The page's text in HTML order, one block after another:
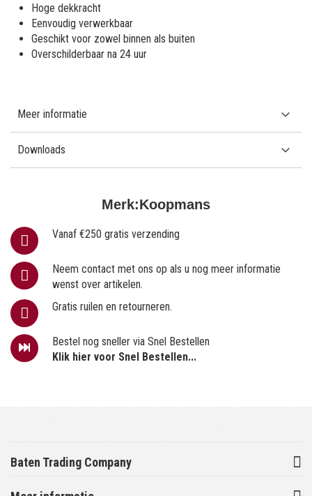
Merk:Koopmans
Vanaf €250 gratis verzending
Neem contact met ons op als u nog meer informatie
wenst over artikelen.
Gratis ruilen en retourneren.
Bestel nog sneller via Snel Bestellen
Klik hier voor Snel Bestellen...
Hoge dekkracht
Eenvoudig verwerkbaar
Geschikt voor zowel binnen als buiten
Overschilderbaar na 24 uur
Meer informatie
Downloads
Baten Trading Company